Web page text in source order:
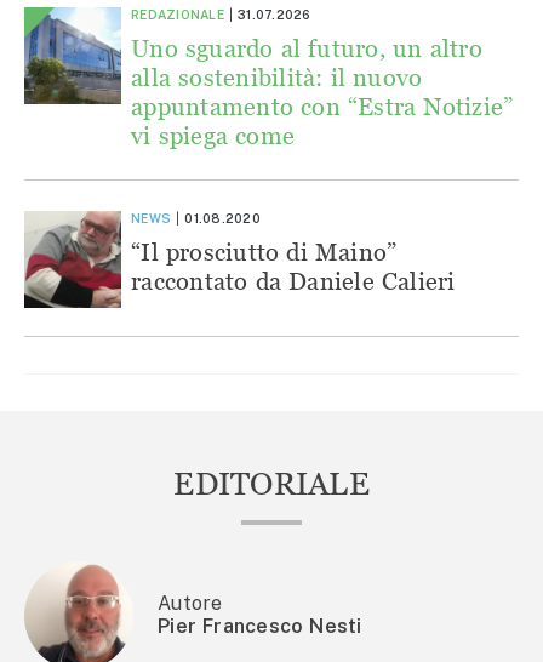
REDAZIONALE 31.07.2026
Uno sguardo al futuro, un altro
alla sostenibilità: il nuovo
appuntamento con “Estra Notizie”
vi spiega come
NEWS 01.08.2020
“Il prosciutto di Maino”
raccontato da Daniele Calieri
EDITORIALE
Autore
Pier Francesco Nesti